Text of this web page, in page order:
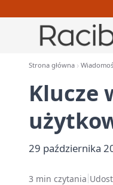
Strona główna
Klucze
29 października
3 min czytania